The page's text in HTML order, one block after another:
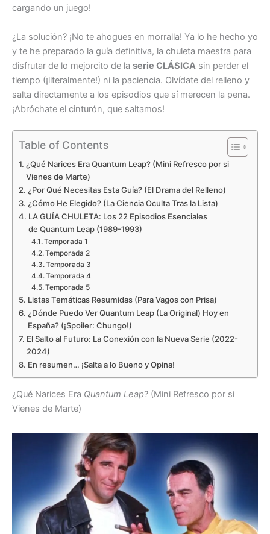
cargando un juego!
¿La solución? ¡No te ahogues en morralla! Ya lo he hecho yo
y te he preparado la guía definitiva, la chuleta maestra para
disfrutar de lo mejorcito de la serie CLÁSICA sin perder el
tiempo (¡literalmente!) ni la paciencia. Olvídate del relleno y
salta directamente a los episodios que sí merecen la pena.
¡Abróchate el cinturón, que saltamos!
Table of Contents
¿Qué Narices Era Quantum Leap? (Mini Refresco por si
Vienes de Marte)
¿Por Qué Necesitas Esta Guía? (El Drama del Relleno)
¿Cómo He Elegido? (La Ciencia Oculta Tras la Lista)
LA GUÍA CHULETA: Los 22 Episodios Esenciales
de Quantum Leap (1989-1993)
Temporada 1
Temporada 2
Temporada 3
Temporada 4
Temporada 5
Listas Temáticas Resumidas (Para Vagos con Prisa)
¿Dónde Puedo Ver Quantum Leap (La Original) Hoy en
España? (¡Spoiler: Chungo!)
El Salto al Futuro: La Conexión con la Nueva Serie (2022-
2024)
En resumen… ¡Salta a lo Bueno y Opina!
¿Qué Narices Era Quantum Leap? (Mini Refresco por si
Vienes de Marte)